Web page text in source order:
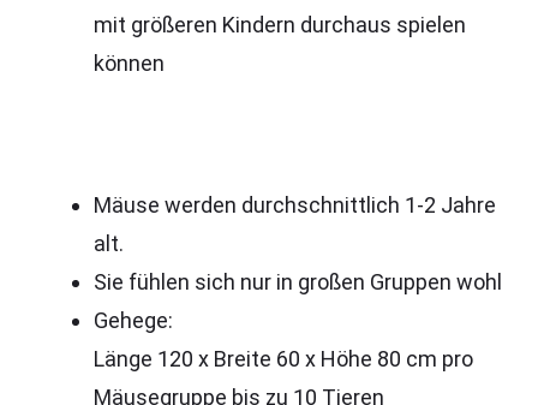
mit größeren Kindern durchaus spielen
können
Mäuse werden durchschnittlich 1-2 Jahre
alt.
Sie fühlen sich nur in großen Gruppen wohl
Gehege:
Länge 120 x Breite 60 x Höhe 80 cm pro
Mäusegruppe bis zu 10 Tieren